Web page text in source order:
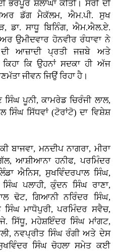
ਸ਼ਲਾਘਾ ਕੀਤੀ। ਸਰੀ ਦੀ
ਡੱਗ ਮੈਕੱਲਮ, ਐਮ.ਪੀ. ਸੁਖ
ਡਾ. ਸਾਧੂ ਬਿਨਿੰਗ, ਐਮ.ਐਲ.ਏ.
ਉਮੀਦਵਾਰ ਹੋਨਵੀਰ ਰੰਧਾਵਾ ਨੇ
ਆਜ਼ਾਦੀ ਪ੍ਰਤੀ ਜਜ਼ਬੇ ਅਤੇ
ਕਿ ਉਹਨਾਂ ਸਦਕਾ ਹੀ ਅੱਜ
ਜੀਵਨ ਜਿਉਂ ਰਿਹਾ ਹੈ।
ਪੂਨੀ, ਕਾਮਰੇਡ ਚਿਰੰਜੀ ਲਾਲ,
ਸਿੱਧਵਾਂ (ਟੋਰਾਂਟੋ) ਦਾ ਵਿਸ਼ੇਸ਼
ਬਾਜਵਾ, ਮਨਦੀਪ ਨਾਗਰਾ, ਮੀਰਾ
ਆਸ਼ੀਆਨਾ ਹਨੀਫ, ਪਰਮਿੰਦਰ
ਐਨਿਸ, ਸੁਖਵਿੰਦਰਪਾਲ ਸਿੰਘ,
ਪਲਾਹੀ, ਕੁੰਦਨ ਸਿੰਘ ਰਾਣਾ,
ਢੋਟ, ਗਿਆਨੀ ਨਰਿੰਦਰ ਸਿੰਘ,
ਸਿੰਘ ਮਾਧੋਪੁਰੀ, ਪਰਮਿੰਦਰ ਸਵੈਚ,
ਸਿੱਧੂ, ਮਹੇਸ਼ਇੰਦਰ ਸਿੰਘ ਮਾਂਗਟ,
ਨਵਪ੍ਰੀਤ ਸਿੰਘ ਰੰਗੀ ਅਤੇ ਦੇਸ
ਸਿੰਘ ਚੋਹਲਾ ਸਮੇਤ ਕਈ